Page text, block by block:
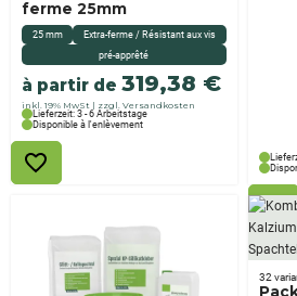
25 mm
Extra-ferme / Résistant aux vis
pré-apprêté
ferme 25mm
à partir de319,38 €
inkl. 19% MwSt zzgl. Versandkosten
Lieferzeit: 3 - 6 Arbeitstage
Disponible à l'enlèvement
32